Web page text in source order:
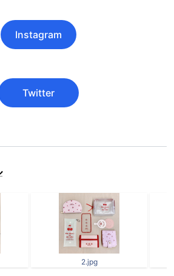
Instagram
Twitter
2.jpg